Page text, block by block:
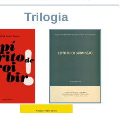
Trilogia